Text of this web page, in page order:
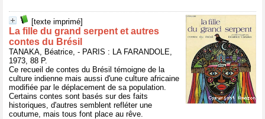
[texte imprimé]
La fille du grand serpent et autres
contes du Brésil
TANAKA, Béatrice, - PARIS : LA FARANDOLE,
1973, 88 P.
Ce recueil de contes du Brésil témoigne de la
culture indienne mais aussi d'une culture africaine
modifiée par le déplacement de sa population.
Certains contes sont basés sur des faits
historiques, d'autres semblent refléter une
coutume, mais tous font place au rêve.